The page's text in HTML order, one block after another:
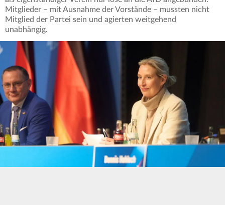
Mitglieder – mit Ausnahme der Vorstände – mussten nicht
Mitglied der Partei sein und agierten weitgehend
unabhängig.